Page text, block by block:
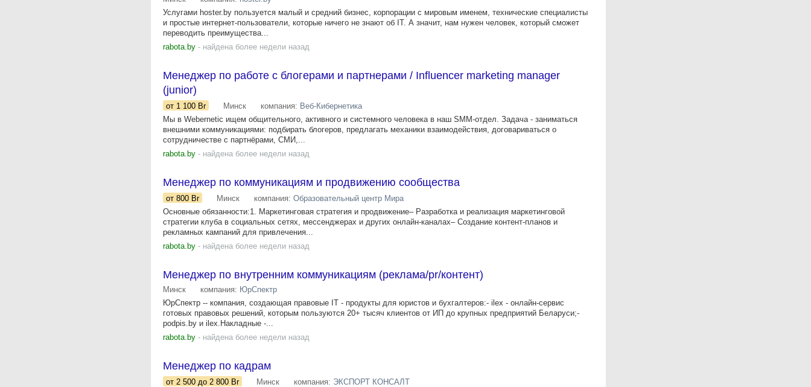
Услугами hoster.by пользуется малый и средний бизнес, корпорации с мировым именем, технические специалисты
и простые интернет-пользователи, которые ничего не знают об IT. А значит, нам нужен человек, который сможет
переводить преимущества...
rabota.by - найдена более недели назад
Менеджер по работе с блогерами и партнерами / Influencer marketing manager
(junior)
от 1 100 Br Минск компания: Веб-Кибернетика
Мы в Webernetic ищем общительного, активного и системного человека в наш SMM-отдел. Задача - заниматься
внешними коммуникациями: подбирать блогеров, предлагать механики взаимодействия, договариваться о
сотрудничестве с партнёрами, СМИ,...
rabota.by - найдена более недели назад
Менеджер по коммуникациям и продвижению сообщества
от 800 Br Минск компания: Образовательный центр Мира
Основные обязанности:1. Маркетинговая стратегия и продвижение– Разработка и реализация маркетинговой
стратегии клуба в социальных сетях, мессенджерах и других онлайн-каналах– Создание контент-планов и
рекламных кампаний для привлечения...
rabota.by - найдена более недели назад
Менеджер по внутренним коммуникациям (реклама/pr/контент)
Минск компания: ЮрСпектр
ЮрСпектр -- компания, создающая правовые IT - продукты для юристов и бухгалтеров:- ilex - онлайн-сервис
готовых правовых решений, которым пользуются 20+ тысяч клиентов от ИП до крупных предприятий Беларуси;-
podpis.by и ilex.Накладные -...
rabota.by - найдена более недели назад
Менеджер по кадрам
от 2 500 до 2 800 Br Минск компания: ЭКСПОРТ КОНСАЛТ